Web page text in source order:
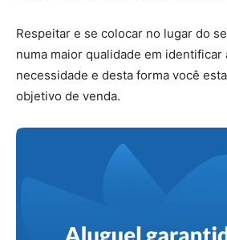
Respeitar e se colocar no lugar do
numa maior qualidade em identificar
necessidade e desta forma você
objetivo de venda.